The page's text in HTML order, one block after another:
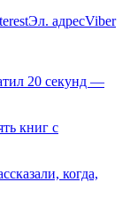
Эл. адресViber
20 секунд —
книг с
когда,